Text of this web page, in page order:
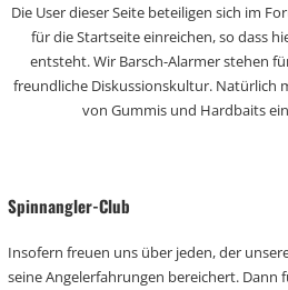
Die User dieser Seite beteiligen sich im
für die Startseite einreichen, so dass
entsteht. Wir Barsch-Alarmer stehen
freundliche Diskussionskultur. Natürlich
von Gummis und Hardbaits
Spinnangler-Club
Insofern freuen uns über jeden, der
seine Angelerfahrungen bereichert. Dann